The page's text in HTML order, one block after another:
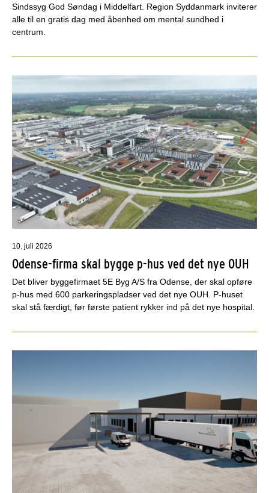
Sindssyg God Søndag i Middelfart. Region Syddanmark inviterer
alle til en gratis dag med åbenhed om mental sundhed i
centrum.
10. juli 2026
Odense-firma skal bygge p-hus ved det nye OUH
Det bliver byggefirmaet 5E Byg A/S fra Odense, der skal opføre
p-hus med 600 parkeringspladser ved det nye OUH. P-huset
skal stå færdigt, før første patient rykker ind på det nye hospital.